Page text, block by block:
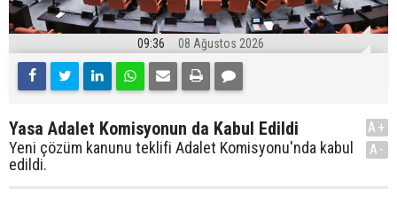
09:36 08 Ağustos 2026
Yasa Adalet Komisyonun da Kabul Edildi
Yeni çözüm kanunu teklifi Adalet Komisyonu'nda kabul
edildi.
A+
A-